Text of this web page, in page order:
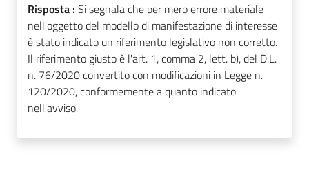
Risposta : Si segnala che per mero errore materiale
nell'oggetto del modello di manifestazione di interesse
è stato indicato un riferimento legislativo non corretto.
Il riferimento giusto è l'art. 1, comma 2, lett. b), del D.L.
n. 76/2020 convertito con modificazioni in Legge n.
120/2020, conformemente a quanto indicato
nell'avviso.